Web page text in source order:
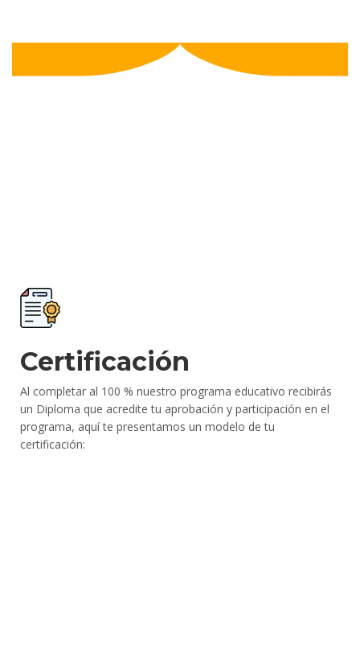
Certificación
Al completar al 100 % nuestro programa educativo recibirás
un Diploma que acredite tu aprobación y participación en el
programa, aquí te presentamos un modelo de tu
certificación: